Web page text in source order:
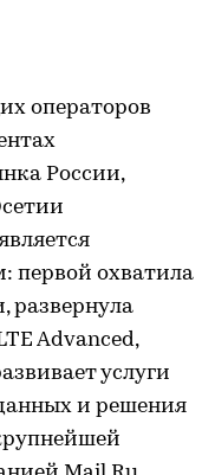
операторов
России,
первой охватила
развернула
Advanced,
услуги
и решения